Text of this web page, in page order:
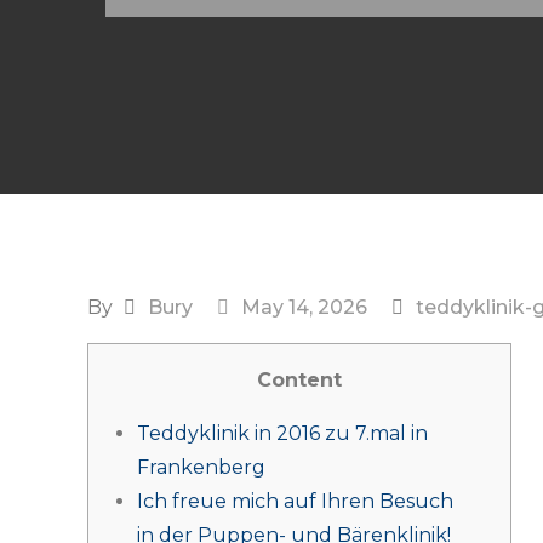
By Bury May 14, 2026 teddyklinik-
Content
Teddyklinik in 2016 zu 7.mal in
Frankenberg
Ich freue mich auf Ihren Besuch
in der Puppen- und Bärenklinik!